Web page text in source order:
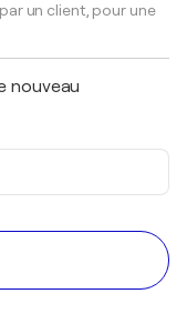
un client, pour une
nouveau